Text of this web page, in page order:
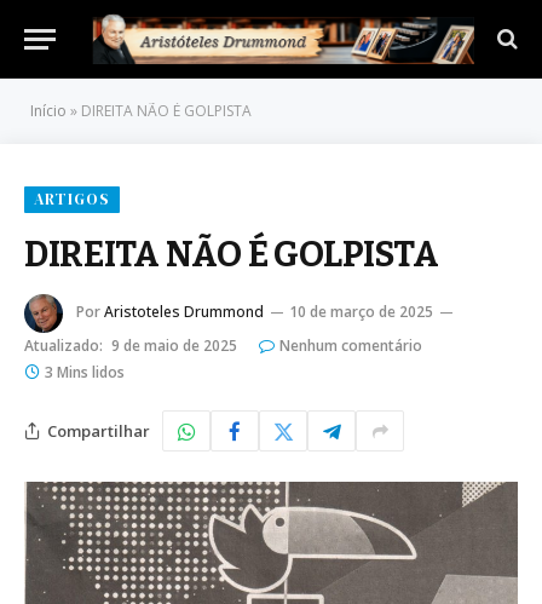
Início » DIREITA NÃO É GOLPISTA
ARTIGOS
DIREITA NÃO É GOLPISTA
PorAristoteles Drummond
10 de março de 2025
Atualizado: 9 de maio de 2025
Nenhum comentário
3 Mins lidos
Compartilhar